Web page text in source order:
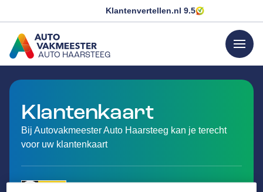
Klantenvertellen.nl 9.5
AUTO HAARSTEEG
GA NAAR DE HOMEPAGINA
menu
Klantenkaart
Bij Autovakmeester Auto Haarsteeg kan je terecht
voor uw klantenkaart